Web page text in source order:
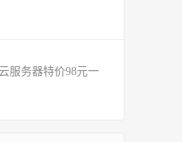
服务器特价98元一